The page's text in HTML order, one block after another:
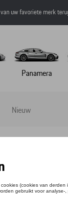
uw favoriete merk
Panamera
Nieuw